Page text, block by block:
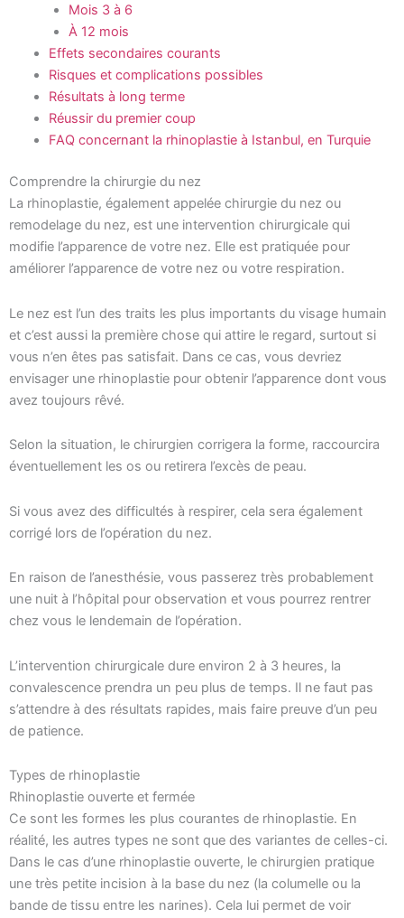
Mois 3 à 6
À 12 mois
Effets secondaires courants
Risques et complications possibles
Résultats à long terme
Réussir du premier coup
FAQ concernant la rhinoplastie à Istanbul, en Turquie
Comprendre la chirurgie du nez
La rhinoplastie, également appelée chirurgie du nez ou
remodelage du nez, est une intervention chirurgicale qui
modifie l’apparence de votre nez. Elle est pratiquée pour
améliorer l’apparence de votre nez ou votre respiration.
Le nez est l’un des traits les plus importants du visage humain
et c’est aussi la première chose qui attire le regard, surtout si
vous n’en êtes pas satisfait. Dans ce cas, vous devriez
envisager une rhinoplastie pour obtenir l’apparence dont vous
avez toujours rêvé.
Selon la situation, le chirurgien corrigera la forme, raccourcira
éventuellement les os ou retirera l’excès de peau.
Si vous avez des difficultés à respirer, cela sera également
corrigé lors de l’opération du nez.
En raison de l’anesthésie, vous passerez très probablement
une nuit à l’hôpital pour observation et vous pourrez rentrer
chez vous le lendemain de l’opération.
L’intervention chirurgicale dure environ 2 à 3 heures, la
convalescence prendra un peu plus de temps. Il ne faut pas
s’attendre à des résultats rapides, mais faire preuve d’un peu
de patience.
Types de rhinoplastie
Rhinoplastie ouverte et fermée
Ce sont les formes les plus courantes de rhinoplastie. En
réalité, les autres types ne sont que des variantes de celles-ci.
Dans le cas d’une rhinoplastie ouverte, le chirurgien pratique
une très petite incision à la base du nez (la columelle ou la
bande de tissu entre les narines). Cela lui permet de voir